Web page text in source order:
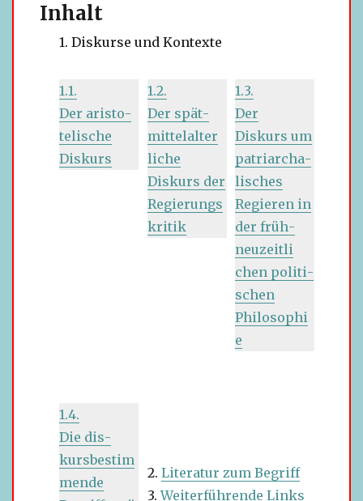
Inhalt
Diskurse und Kontexte
1.1.
Der aris­to­
te­li­sche
Diskurs
1.2.
Der spät­
mit­tel­al­ter­
li­che
Diskurs der
Regierungs
kritik
1.3.
Der
Diskurs um
patri­ar­cha­
li­sches
Regieren in
der früh­
neu­zeit­li­
chen poli­ti­
schen
Philosophi
e
1.4.
Die dis­
kurs­be­stim­
mende
Literatur zum Begriff
Weiterführende Links